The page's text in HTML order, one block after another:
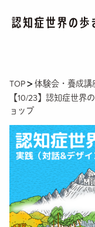
STORY
仲間と楽し
PEOPLE
新しい世界
TOP 体験会・養成講
【10/23】認知症世界
ョップ